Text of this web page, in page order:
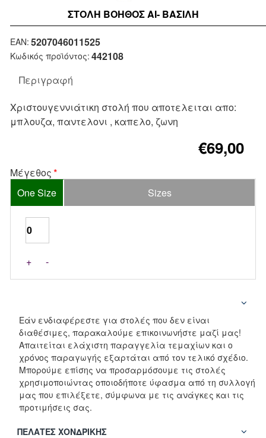
ΣΤΟΛΉ ΒΟΗΘΟΣ ΑΙ- ΒΑΣΙΛΗ
Περιγραφή
Χριστουγεννιάτικη στολή που αποτελειται απο:
μπλουζα, παντελονι , καπελο, ζωνη
Κωδικός προϊόντος: 442108
EAN: 5207046011525
€69,00
Μέγεθος
One Size
Sizes
+ -
Εάν ενδιαφέρεστε για στολές που δεν είναι
διαθέσιμες, παρακαλούμε επικοινωνήστε μαζί μας!
Απαιτείται ελάχιστη παραγγελία τεμαχίων και ο
χρόνος παραγωγής εξαρτάται από τον τελικό σχέδιο.
Μπορούμε επίσης να προσαρμόσουμε τις στολές
χρησιμοποιώντας οποιοδήποτε ύφασμα από τη συλλογή
μας που επιλέξετε, σύμφωνα με τις ανάγκες και τις
προτιμήσεις σας.
ΠΕΛΆΤΕΣ ΧΟΝΔΡΙΚΉΣ